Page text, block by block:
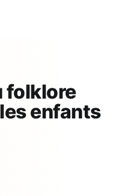
folklore
enfants